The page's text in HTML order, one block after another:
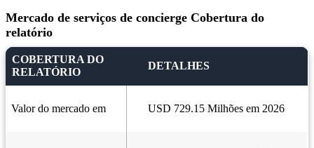
Mercado de serviços de concierge Cobertura do
relatório
COBERTURA DO
RELATÓRIO
DETALHES
Valor do mercado em USD 729.15 Milhões em 2026